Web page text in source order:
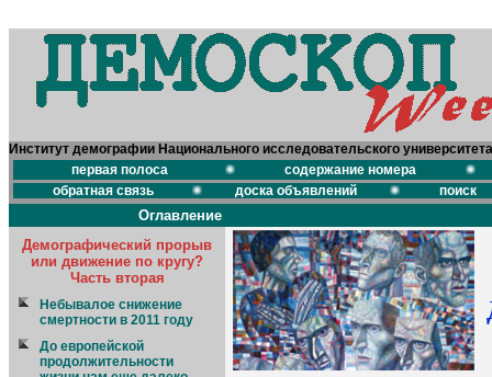
Институт демографии Национального исследовательского
первая полоса
содержание номера
обратная связь
доска объявлений поиск
Оглавление
Демографический прорыв
или движение по кругу?
Часть вторая
Небывалое снижение
смертности в 2011 году
До европейской
продолжительности